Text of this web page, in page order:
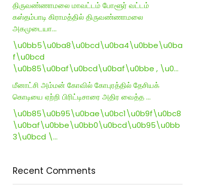
திருவண்ணாமலை மாவட்டம் போளூர் வட்டம்
கஸ்தம்பாடி கிராமத்தில் திருவண்ணாமலை
அகமுடையா…
\u0bb5\u0ba8\u0bcd\u0ba4\u0bbe\u0ba
f\u0bcd
\u0b85\u0baf\u0bcd\u0baf\u0bbe , \u0…
மீனாட்சி அம்மன் கோவில் கோபுரத்தில் தேசியக்
கொடியை ஏற்றி பிரிட்டிசாரை அதிர வைத்த …
\u0b85\u0b95\u0bae\u0bc1\u0b9f\u0bc8
\u0baf\u0bbe\u0bb0\u0bcd\u0b95\u0bb
3\u0bcd \…
Recent Comments